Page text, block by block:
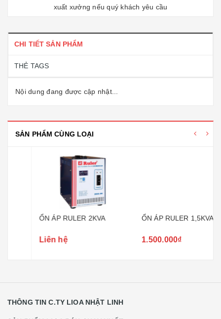
xuất xưởng nếu quý khách yêu cầu
CHI TIẾT SẢN PHẨM
THẺ TAGS
Nội dung đang được cập nhật...
SẢN PHẨM CÙNG LOẠI
ỔN ÁP RULER 2KVA
Liên hệ
ỔN ÁP RULER 1,5KVA
1.500.000₫
THÔNG TIN C.TY LIOA NHẬT LINH